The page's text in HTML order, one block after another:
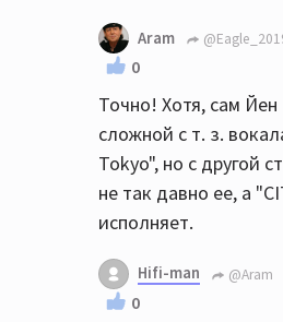
Aram
0
Точно! Хотя, сам
сложной с т. з.
Tokyo", но с другой
не так давно ее, а
исполняет.
Hifi-man @Aram
0